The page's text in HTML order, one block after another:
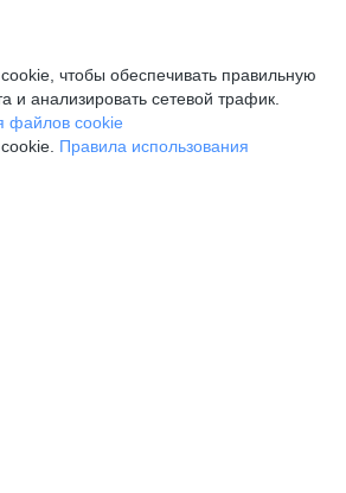
чтобы обеспечивать правильную
и анализировать сетевой трафик.
файлов cookie
Правила использования